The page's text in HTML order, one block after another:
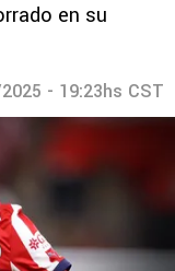
en su
- 19:23hs CST